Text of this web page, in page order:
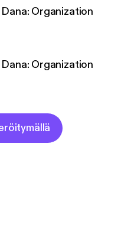
Organization
Organization